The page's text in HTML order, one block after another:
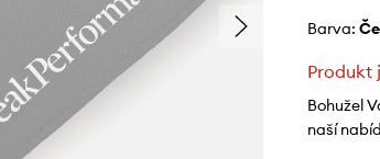
Barva:
Produkt
Bohužel
naší